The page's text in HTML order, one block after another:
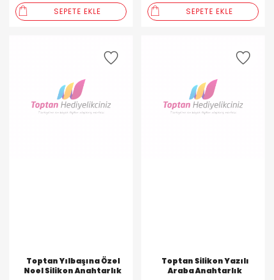
SEPETE EKLE SEPETE EKLE
Toptan Yılbaşına Özel
Noel Silikon Anahtarlık
Toptan Silikon Yazılı
Araba Anahtarlık